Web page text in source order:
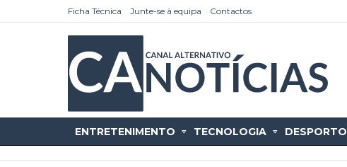
Ficha Técnica Junte-se à equipa Contactos
ENTRETENIMENTO TECNOLOGIA DESPORTO